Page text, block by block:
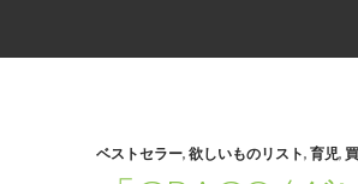
ベストセラー, 欲しいものリスト, 育児,